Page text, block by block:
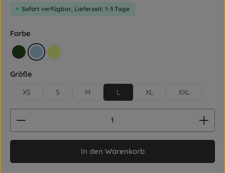
Sofort verfügbar, Lieferzeit: 1-3 Tage
Farbe
retro grün
hellblau
gelb
Größe
XS S M L XL XXL
Produkt Anzahl: Gib den gewünschten Wert
In den Warenkorb